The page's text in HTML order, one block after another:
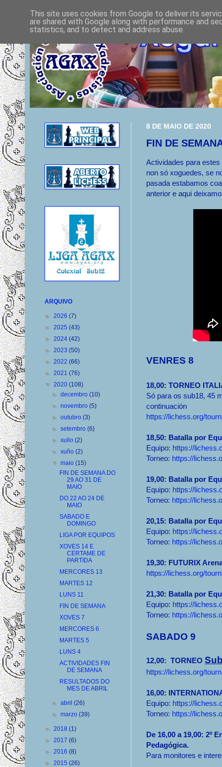
8 DE MAIO DE 2020
FIN DE
Actividades para
non só xoguedes, se
pasada estabamos
anterior e aqui
VENRES 8
18,00: TORNEO
Só para os sub18, 45
continuación
https://lichess.org/
18,50: Batalla por
Equipo: https://
Torneo: https://
19,00: Batalla por
Equipo: https://
Torneo: https://
20,15: Batalla por
Equipo: https://
Torneo: https://
19,30: FUTURIX
https://lichess.org/
21,30: Batalla por
Equipo: https://
Torneo: https://
SABADO 9
12,00: TORNEO
https://lichess.org/
16,00:
Equipo: https://
Torneo: https://
De 16,00 a 19,00: 2º
Pedagógica.
Para monitores e
ARQUIVO
► 2026 (7)
► 2025 (43)
► 2024 (42)
► 2023 (50)
► 2022 (66)
► 2021 (76)
▼ 2020 (108)
►decembro(10)
►novembro(5)
►outubro(3)
►setembro(6)
►xullo(2)
►xuño(2)
▼maio(15)
FIN DE SEMANA DO
29 AO 31 DE
MAIO
DO 22 AO 24 DE
MAIO
SABADO E
DOMINGO
LIGA POR EQUIPOS
XOVES 14 E
CERTAME DE
PARTIDA
MERCORES 13
MARTES 12
LUNS 11
FIN DE SEMANA
XOVES 7
MERCORES 6
MARTES 5
LUNS 4
ACTIVIDADES FIN
DE SEMANA
RESULTADOS DO
MES DE ABRIL
►abril(26)
►marzo(39)
► 2018 (1)
► 2017 (6)
► 2016 (8)
► 2015 (26)
This site uses cookies from Google to deliver its
are shared with Google along with performance and
statistics, and to detect and address abuse.